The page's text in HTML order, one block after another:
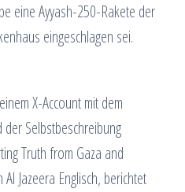
eine Ayyash-250-Rakete der
eingeschlagen sei.
X-Account mit dem
Selbstbeschreibung
Truth from Gaza and
Jazeera Englisch, berichtet